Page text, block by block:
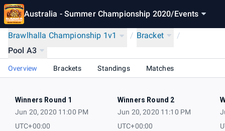
Australia - Summer Championship 2020/Events
Brawlhalla Championship 1v1 / Bracket
/
Pool A3
Overview Brackets Standings Matches
Winners Round 1
Jun 20, 2020 11:00 PM
UTC+00:00
Winners Round 2
Jun 20, 2020 11:10 PM
UTC+00:00